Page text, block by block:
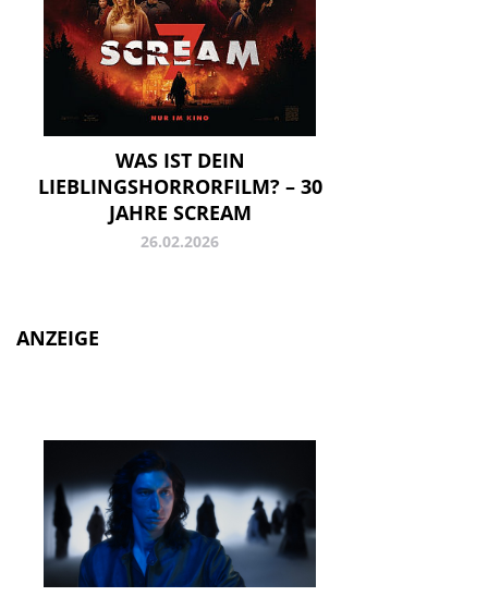
WAS IST DEIN
LIEBLINGSHORRORFILM? – 30
JAHRE SCREAM
26.02.2026
ANZEIGE